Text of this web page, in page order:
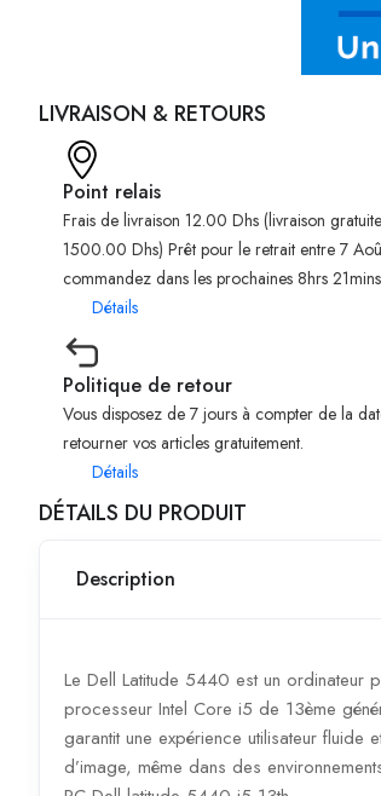
LIVRAISON & RETOURS
Point relais
Frais de livraison 12.00 Dhs (livraison
1500.00 Dhs) Prêt pour le retrait entre 7
commandez dans les prochaines 8hrs
Détails
Politique de retour
Vous disposez de 7 jours à compter de la
retourner vos articles gratuitement.
Détails
DÉTAILS DU PRODUIT
Description
Le Dell Latitude 5440 est un ordinateur
processeur Intel Core i5 de 13ème
garantit une expérience utilisateur fluide
d’image, même dans des